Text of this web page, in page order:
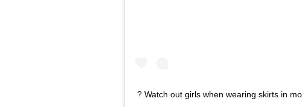
? Watch out girls when wearing skirts in